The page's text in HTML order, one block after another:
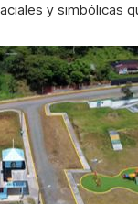
y simbólicas